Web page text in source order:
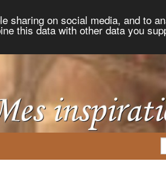
sharing on social media, and to
this data with other data you